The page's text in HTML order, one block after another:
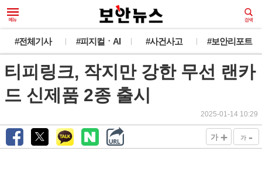
#전체기사 #피지컬ㆍAI #사건사고 #보안리포트
티피링크, 작지만 강한 무선 랜카
드 신제품 2종 출시
2025-01-14 10:29
가 + 가 -